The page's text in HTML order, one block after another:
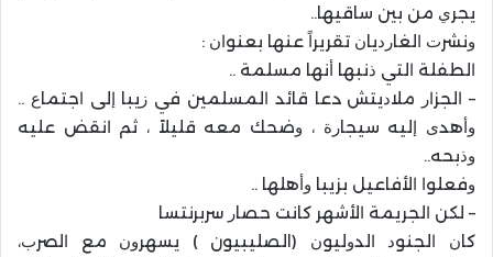
ﻳﺠﺮﻱ ﻣﻦ ﺑﻴﻦ ﺳﺎﻗﻴﻬﺎ..
ﻭﻧﺸﺮﺕ ﺍﻟﻐﺎﺭﺩﻳﺎﻥ ﺗﻘﺮﻳﺮﺍً ﻋﻨﻬﺎ ﺑﻌﻨﻮﺍﻥ :
ﺍﻟﻄﻔﻠﺔ ﺍﻟﺘﻲ ﺫﻧﺒﻬﺎ ﺃﻧﻬﺎ ﻣﺴﻠﻤﺔ ..
– ﺍﻟﺠﺰﺍﺭ ﻣﻼﺩﻳﺘﺶ دعا ﻗﺎﺋﺪ ﺍﻟﻤﺴﻠﻤﻴﻦ ﻓﻲ ﺯﻳﺒﺎ ﺇﻟﻰ ﺍﺟﺘﻤﺎﻉ ..
ﻭﺃﻫﺪﻯ ﺇﻟﻴﻪ ﺳﻴﺠﺎﺭﺓ ، ﻭﺿﺤﻚ ﻣﻌﻪ ﻗﻠﻴﻼً ، ﺛﻢ ﺍﻧﻘﺾ ﻋﻠﻴﻪ
ﻭﺫﺑﺤﻪ..
ﻭﻓﻌﻠﻮﺍ ﺍﻷﻓﺎﻋﻴﻞ ﺑﺰﻳﺒﺎ ﻭﺃﻫﻠﻬﺎ ..
– ﻟﻜﻦ ﺍﻟﺠﺮﻳﻤﺔ ﺍﻷﺷﻬﺮ ﻛﺎﻧﺖ ﺣﺼﺎﺭ ﺳﺮﺑﺮﻧﺘﺴﺎ
ﻛﺎﻥ ﺍﻟﺠﻨﻮﺩ ﺍﻟﺪﻭﻟﻴﻮﻥ (الصليبيون ) ﻳﺴﻬﺮﻭﻥ ﻣﻊ ﺍﻟﺼﺮﺏ،